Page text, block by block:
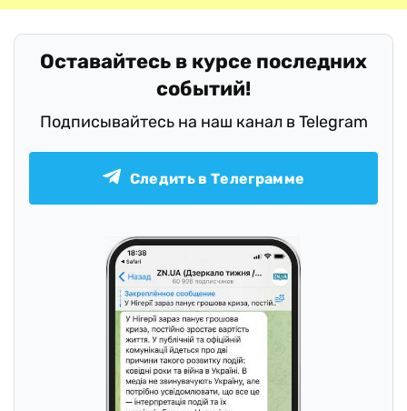
Оставайтесь в курсе последних
событий!
Подписывайтесь на наш канал в Telegram
Следить в Телеграмме